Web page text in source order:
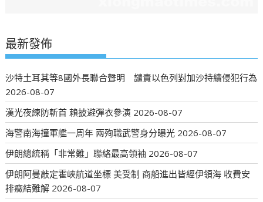
最新發佈
沙特土耳其等8國外長聯合聲明 譴責以色列對加沙持續侵犯行為
2026-08-07
漢光夜練防斬首 賴披避彈衣參演 2026-08-07
海警南海撞軍艦一周年 兩殉職武警身分曝光 2026-08-07
伊朗總統稱「非常難」聯絡最高領袖 2026-08-07
伊朗阿曼敲定霍峽航道坐標 美受制 商船進出皆經伊領海 收費安
排癥結難解 2026-08-07